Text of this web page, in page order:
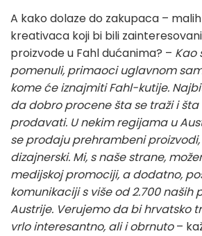
A kako dolaze do zakupaca –
kreativaca koji bi bili
proizvode u Fahl dućanima? – Kao
pomenuli, primaoci uglavnom
kome će iznajmiti Fahl-kutije.
da dobro procene šta se traži i
prodavati. U nekim regijama u
se prodaju prehrambeni
dizajnerski. Mi, s naše strane,
medijskoj promociji, a dodatno,
komunikaciji s više od 2.700 naših
Austrije. Verujemo da bi hrvatsko
vrlo interesantno, ali i obrnuto–